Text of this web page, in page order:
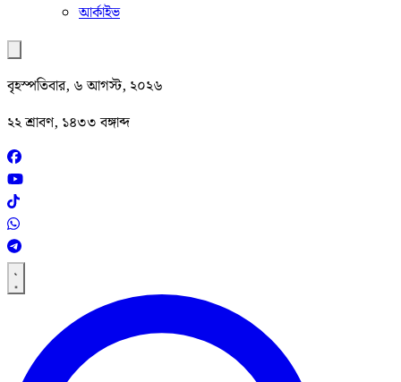
আর্কাইভ
বৃহস্পতিবার, ৬ আগস্ট, ২০২৬
২২ শ্রাবণ, ১৪৩৩ বঙ্গাব্দ